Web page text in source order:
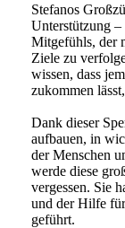
Stefanos
Unterstützung
Mitgefühls, der
Ziele zu
wissen, dass
zukommen
Dank dieser
aufbauen, in
der Menschen
werde diese
vergessen. Sie
und der Hilfe
geführt.